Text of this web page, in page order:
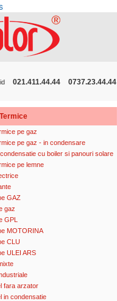
021.411.44.44 0737.23.44.44
pe gaz
pe gaz - in condensare
cu boiler si panouri solare
pe lemne
GAZ
gaz
GPL
MOTORINA
CLU
ULEI ARS
fara arzator
in condensatie